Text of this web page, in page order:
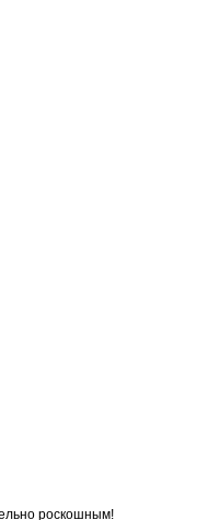
роскошным!